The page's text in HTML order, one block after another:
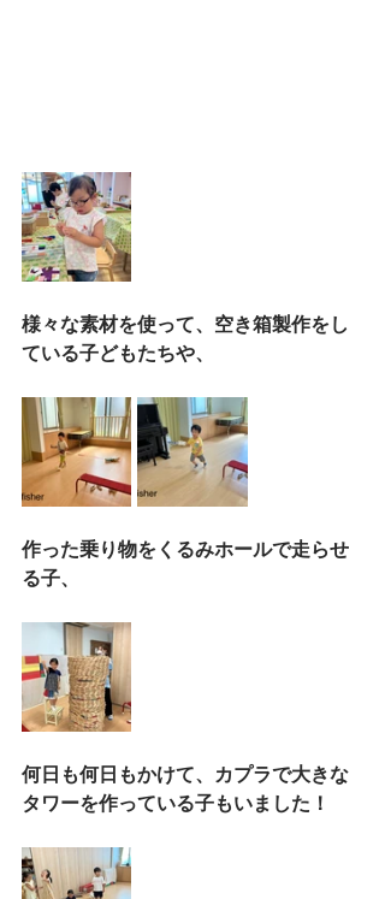
様々な素材を使って、空き箱製作をし
ている子どもたちや、
作った乗り物をくるみホールで走らせ
る子、
何日も何日もかけて、カプラで大きな
タワーを作っている子もいました！